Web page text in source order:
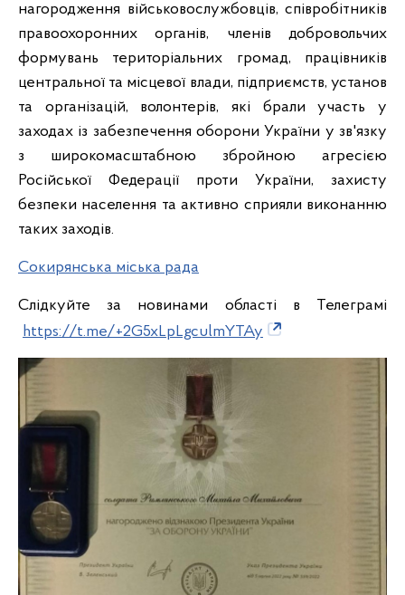
нагородження військовослужбовців, співробітників
правоохоронних органів, членів добровольчих
формувань територіальних громад, працівників
центральної та місцевої влади, підприємств, установ
та організацій, волонтерів, які брали участь у
заходах із забезпечення оборони України у зв'язку
з широкомасштабною збройною агресією
Російської Федерації проти України, захисту
безпеки населення та активно сприяли виконанню
таких заходів.
Сокирянська міська рада
Слідкуйте за новинами області в Телеграмі
https://t.me/+2G5xLpLgculmYTAy